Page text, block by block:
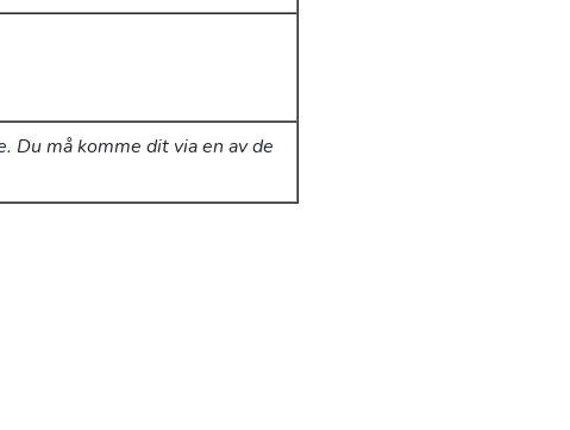
Du må komme dit via en av de